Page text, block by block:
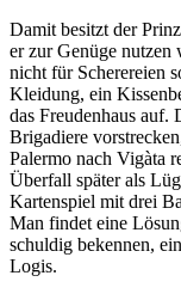
Damit besitzt der
er zur Genüge nutzen
nicht für Scherereien
Kleidung, ein
das Freudenhaus auf.
Brigadiere
Palermo nach Vigàta
Überfall später als
Kartenspiel mit drei
Man findet eine
schuldig bekennen,
Logis.